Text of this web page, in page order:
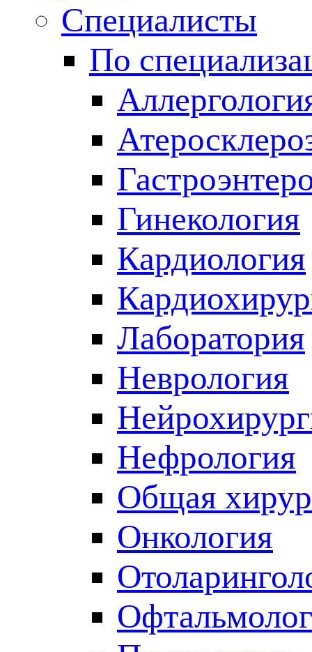
Специалисты
По
Гинекология
Кардиология
Лаборатория
Неврология
Нефрология
Общая
Онкология